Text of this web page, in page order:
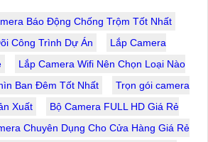
Báo Động Chống Trộm Tốt Nhất
Công Trình Dự Án
Lắp Camera
Lắp Camera Wifi Nên Chọn Loại Nào
Ban Đêm Tốt Nhất
Trọn gói camera
Xuất
Bộ Camera FULL HD Giá Rẻ
Chuyên Dụng Cho Cửa Hàng Giá Rẻ